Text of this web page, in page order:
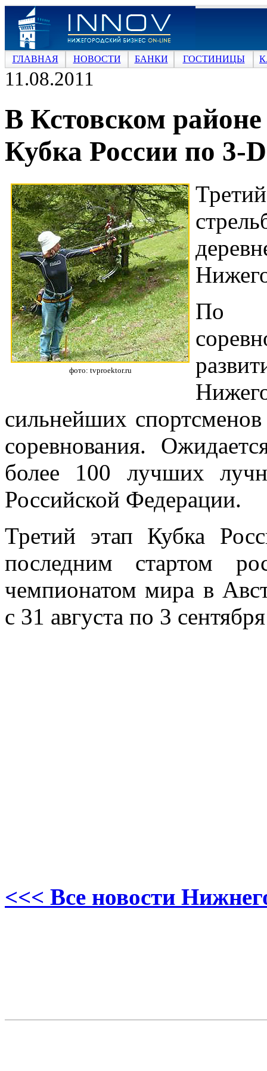
ГЛАВНАЯ НОВОСТИ БАНКИ ГОСТИНИЦЫ
11.08.2011
В Кстовском
Кубка России по 3-
фото: tvproektor.ru
По
сильнейших
соревнования.
более 100 лучших
Российской Федерации.
Третий этап Кубка
последним стартом
чемпионатом мира в
с 31 августа по 3
<<< Все новости